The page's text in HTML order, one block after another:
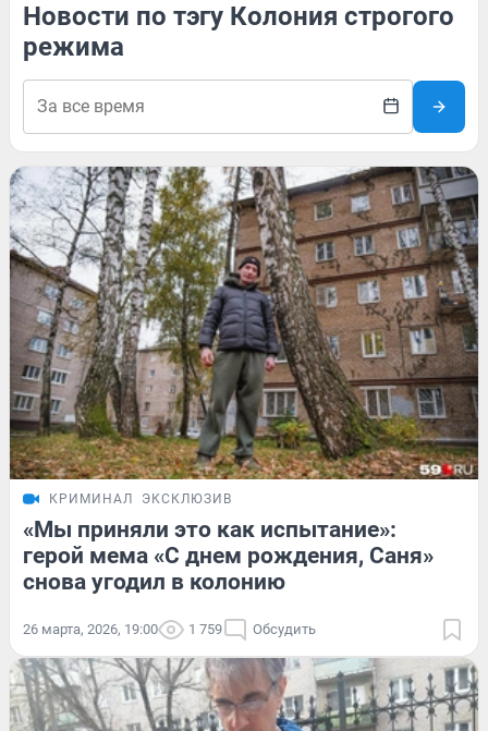
Новости по тэгу Колония строгого
режима
КРИМИНАЛ ЭКСКЛЮЗИВ
«Мы приняли это как испытание»:
герой мема «С днем рождения, Саня»
снова угодил в колонию
26 марта, 2026, 19:00 1 759 Обсудить